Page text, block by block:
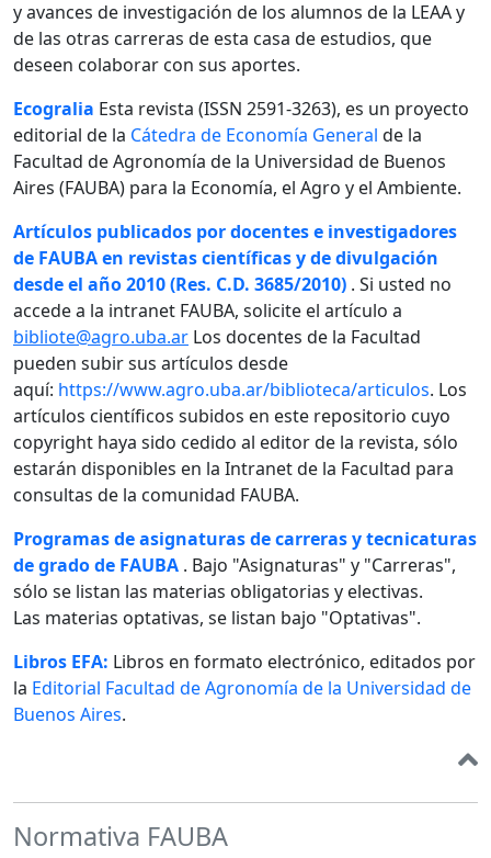
y avances de investigación de los alumnos de la LEAA y
de las otras carreras de esta casa de estudios, que
deseen colaborar con sus aportes.
Ecogralia Esta revista (ISSN 2591-3263), es un proyecto
editorial de la Cátedra de Economía General de la
Facultad de Agronomía de la Universidad de Buenos
Aires (FAUBA) para la Economía, el Agro y el Ambiente.
Artículos publicados por docentes e investigadores
de FAUBA en revistas científicas y de divulgación
desde el año 2010 (Res. C.D. 3685/2010) . Si usted no
accede a la intranet FAUBA, solicite el artículo a
bibliote@agro.uba.ar Los docentes de la Facultad
pueden subir sus artículos desde
aquí: https://www.agro.uba.ar/biblioteca/articulos. Los
artículos científicos subidos en este repositorio cuyo
copyright haya sido cedido al editor de la revista, sólo
estarán disponibles en la Intranet de la Facultad para
consultas de la comunidad FAUBA.
Programas de asignaturas de carreras y tecnicaturas
de grado de FAUBA . Bajo "Asignaturas" y "Carreras",
sólo se listan las materias obligatorias y electivas.
Las materias optativas, se listan bajo "Optativas".
Libros EFA: Libros en formato electrónico, editados por
la Editorial Facultad de Agronomía de la Universidad de
Buenos Aires.
Normativa FAUBA